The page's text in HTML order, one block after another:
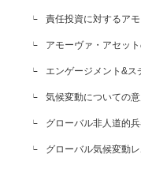
責任投資に対するア
アモーヴァ・アセッ
エンゲージメント&
気候変動についての
グローバル非人道的
グローバル気候変動レ